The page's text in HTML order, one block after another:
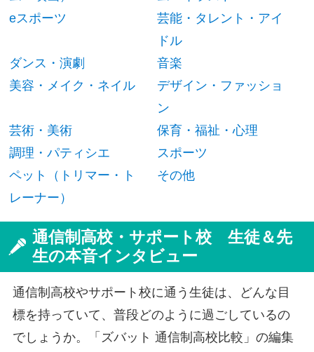
eスポーツ
芸能・タレント・アイ
ドル
ダンス・演劇
音楽
美容・メイク・ネイル
デザイン・ファッショ
ン
芸術・美術
保育・福祉・心理
調理・パティシエ
スポーツ
ペット（トリマー・ト
レーナー）
その他
通信制高校・サポート校 生徒＆先
生の本音インタビュー
通信制高校やサポート校に通う生徒は、どんな目
標を持っていて、普段どのように過ごしているの
でしょうか。「ズバット 通信制高校比較」の編集